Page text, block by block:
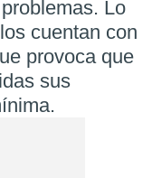
Lo
cuentan con
provoca que
sus